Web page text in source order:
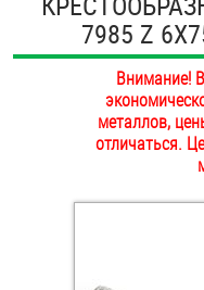
ОПЛАТА И ДОСТАВКА
НАШИ МАГАЗИНЫ
Втулки
Дюбели
Дюймовый
7985 Z
Внимание!
металлов,
отличаться.